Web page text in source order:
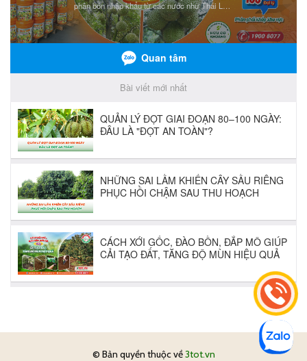
© Bản quyền thuộc về3tot.vn